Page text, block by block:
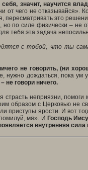
себя, значит, научится
чего не отказывайся».
пересматривать это
по силе физически –
тебя эта задача
с тобой, что ты
не говорить, (ни
дождаться, пока ум
не говори ничего.
неприязни,
образом с Церковью не
ярости. И вот
мя». И Господь
внутренняя